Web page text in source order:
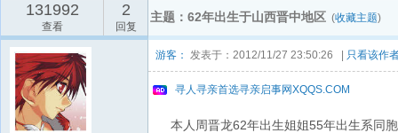
131992
查看
2
回复
主题：62年出生于山西晋中地区 (收藏主题)
游客： 发表于：2012/11/27 23:50:26 | 只看该作
寻人寻亲首选寻亲启事网XQQS.COM
本人周晋龙62年出生姐姐55年出生系同